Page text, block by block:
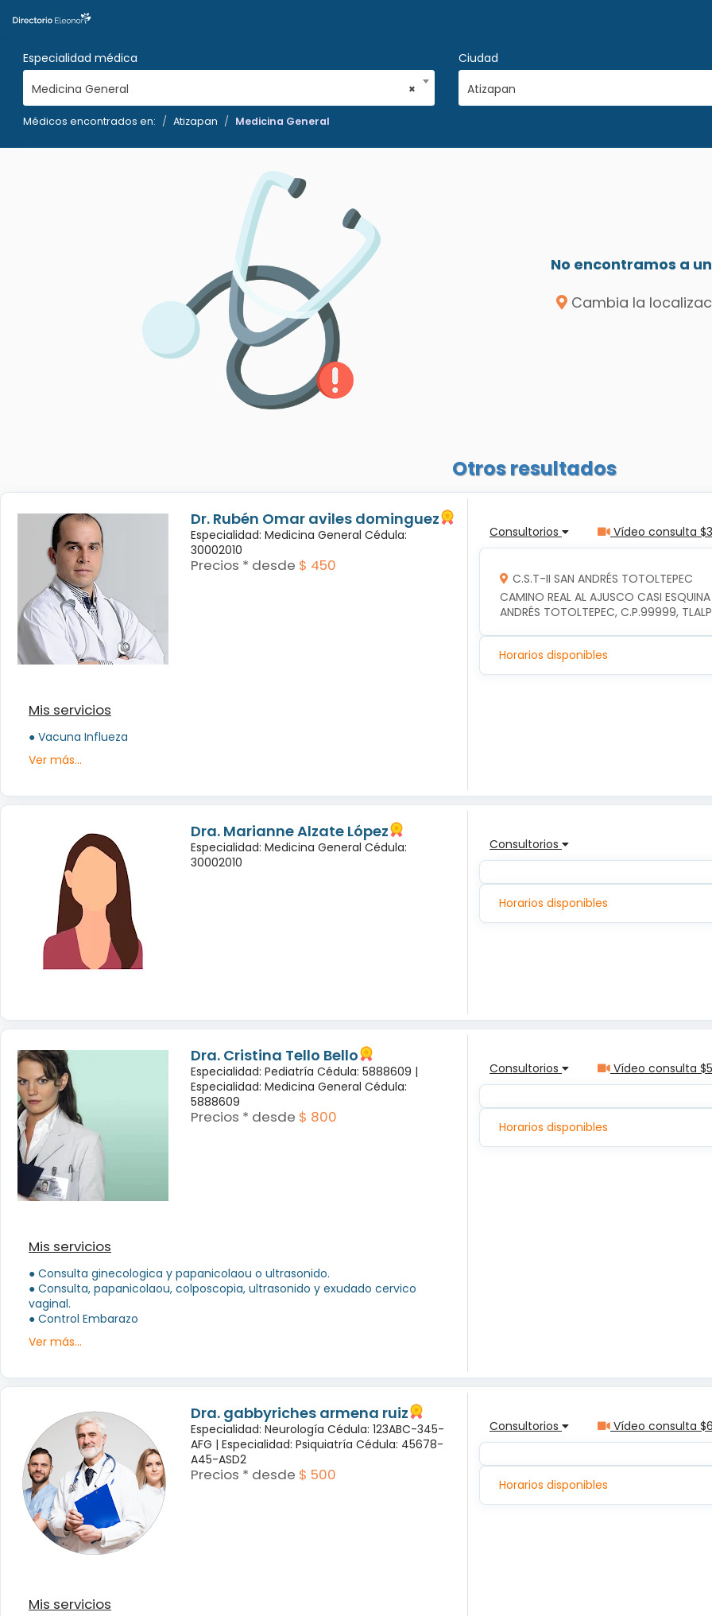
Especialidad médica
×
Medicina General
Ciudad
Atizapan
Médicos encontrados en: Atizapan Medicina General
No encontramos a
Cambia la
Otros resultados
Dr. Rubén Omar aviles dominguez
Especialidad: Medicina General Cédula:
30002010
Precios * desde $ 450
Mis servicios
● Vacuna Influeza
Ver más...
Consultorios Vídeo consulta
C.S.T-II SAN ANDRÉS TOTOLTEPEC
CAMINO REAL AL AJUSCO CASI
ANDRÉS TOTOLTEPEC, C.P.99999,
Horarios disponibles
Dra. Marianne Alzate López
Especialidad: Medicina General Cédula:
30002010
Consultorios
Horarios disponibles
Dra. Cristina Tello Bello
Especialidad: Pediatría Cédula: 5888609 |
Especialidad: Medicina General Cédula:
5888609
Precios * desde $ 800
Mis servicios
● Consulta ginecologica y papanicolaou o ultrasonido.
● Consulta, papanicolaou, colposcopia, ultrasonido y exudado cervico
vaginal.
● Control Embarazo
Ver más...
Consultorios Vídeo consulta
Horarios disponibles
Dra. gabbyriches armena ruiz
Especialidad: Neurología Cédula: 123ABC-345-
AFG | Especialidad: Psiquiatría Cédula: 45678-
A45-ASD2
Precios * desde $ 500
Mis servicios
Consultorios Vídeo consulta
Horarios disponibles